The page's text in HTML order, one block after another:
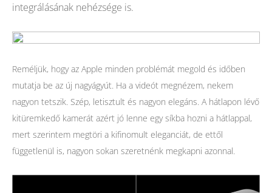
integrálásának nehézsége is.
Reméljük, hogy az Apple minden problémát megold és időben
mutatja be az új nagyágyút. Ha a videót megnézem, nekem
nagyon tetszik. Szép, letisztult és nagyon elegáns. A hátlapon lévő
kitüremkedő kamerát azért jó lenne egy síkba hozni a hátlappal,
mert szerintem megtöri a kifinomult eleganciát, de ettől
függetlenül is, nagyon sokan szeretnénk megkapni azonnal.